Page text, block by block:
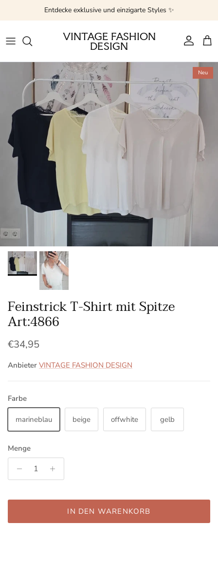
Direkt zum InhaltEntdecke exklusive und einzigarte Styles ✨
VINTAGE FASHION
DESIGN Konto
Zu Produktinformationen springen
Neu
Feinstrick T-Shirt mit Spitze
Art:4866
Normaler Preis
€34,95
Anbieter VINTAGE FASHION DESIGN
Farbe
marineblau beige offwhite gelb
Menge
IN DEN WARENKORB